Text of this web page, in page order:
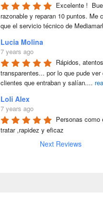
Excelente !
razonable y reparan 10 puntos. Me
que el servicio técnico de
Lucia Molina
7 years ago
Rápidos,
transparentes... por lo que pude
clientes que entraban y salían....
Loli Alex
7 years ago
Personas como
tratar ,rapidez y eficaz
Next Reviews